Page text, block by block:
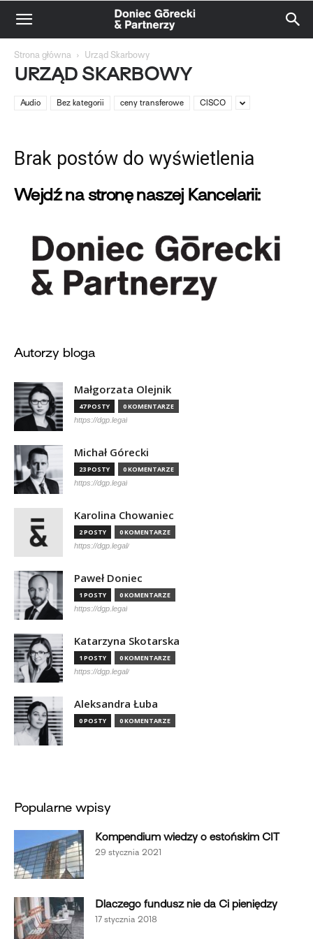
Strona główna Urząd Skarbowy
URZĄD SKARBOWY
Audio Bez kategorii ceny transferowe CISCO
Brak postów do wyświetlenia
Wejdź na stronę naszej Kancelarii:
Autorzy bloga
Małgorzata Olejnik
47 POSTY 0 KOMENTARZE
https://dgp.legal
Michał Górecki
23 POSTY 0 KOMENTARZE
https://dgp.legal
Karolina Chowaniec
2 POSTY 0 KOMENTARZE
https://dgp.legal/
Paweł Doniec
1 POSTY 0 KOMENTARZE
https://dgp.legal
Katarzyna Skotarska
1 POSTY 0 KOMENTARZE
https://dgp.legal/
Aleksandra Łuba
0 POSTY 0 KOMENTARZE
Popularne wpisy
Kompendium wiedzy o estońskim CIT
29 stycznia 2021
Dlaczego fundusz nie da Ci pieniędzy
17 stycznia 2018